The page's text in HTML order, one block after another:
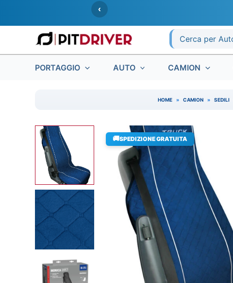
‹
Ricerca
per:
PORTAGGIO AUTO CAMION
HOME » CAMION » SEDILI
🚚SPEDIZIONE GRATUITA